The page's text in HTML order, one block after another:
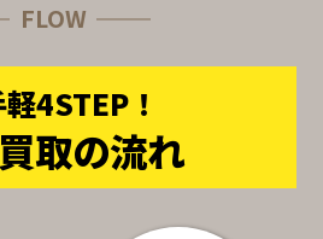
FLOW
4STEP！
取の流れ